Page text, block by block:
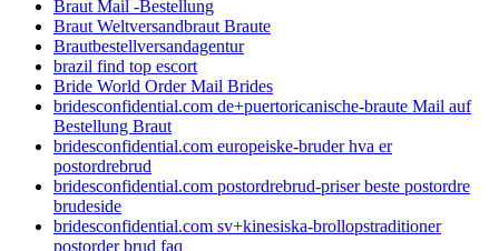
Braut Mail -Bestellung
Braut Weltversandbraut Braute
Brautbestellversandagentur
brazil find top escort
Bride World Order Mail Brides
bridesconfidential.com de+puertoricanische-braute Mail auf
Bestellung Braut
bridesconfidential.com europeiske-bruder hva er
postordrebrud
bridesconfidential.com postordrebrud-priser beste postordre
brudeside
bridesconfidential.com sv+kinesiska-brollopstraditioner
postorder brud faq